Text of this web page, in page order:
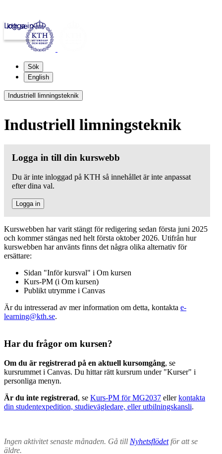
kth.se
Logga in
Sök
English
Industriell limningsteknik
Industriell limningsteknik
Logga in till din kurswebb
Du är inte inloggad på KTH så innehållet är inte anpassat
efter dina val.
Logga in
Kurswebben har varit stängt för redigering sedan första juni 2025
och kommer stängas ned helt första oktober 2026. Utifrån hur
kurswebben har använts finns det några olika alternativ för
ersättare:
Sidan "Inför kursval" i Om kursen
Kurs-PM (i Om kursen)
Publikt utrymme i Canvas
Är du intresserad av mer information om detta, kontakta e-
learning@kth.se.
Har du frågor om kursen?
Om du är registrerad på en aktuell kursomgång, se
kursrummet i Canvas. Du hittar rätt kursrum under "Kurser" i
personliga menyn.
Är du inte registrerad, se Kurs-PM för MG2037 ellerkontakta
din studentexpedition, studievägledare, eller utbilningskansli.
Ingen aktivitet senaste månaden. Gå till Nyhetsflödetför att se
äldre.